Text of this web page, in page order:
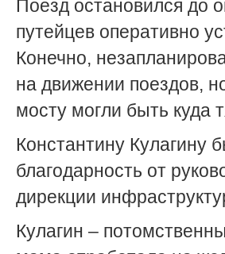
Поезд остановился до
путейцев оперативно
Конечно,
на движении поездов,
мосту могли быть куда
Константину Кулагину
благодарность от
дирекции
Кулагин –